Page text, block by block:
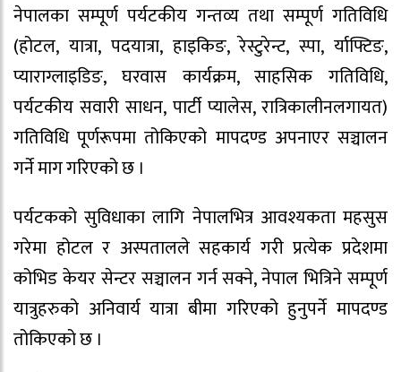
नेपालका सम्पूर्ण पर्यटकीय गन्तव्य तथा सम्पूर्ण गतिविधि
(होटल, यात्रा, पदयात्रा, हाइकिङ, रेस्टुरेन्ट, स्पा, र्याफ्टिङ,
प्याराग्लाइडिङ, घरवास कार्यक्रम, साहसिक गतिविधि,
पर्यटकीय सवारी साधन, पार्टी प्यालेस, रात्रिकालीनलगायत)
गतिविधि पूर्णरूपमा तोकिएको मापदण्ड अपनाएर सञ्चालन
गर्ने माग गरिएको छ ।
पर्यटकको सुविधाका लागि नेपालभित्र आवश्यकता महसुस
गरेमा होटल र अस्पतालले सहकार्य गरी प्रत्येक प्रदेशमा
कोभिड केयर सेन्टर सञ्चालन गर्न सक्ने, नेपाल भित्रिने सम्पूर्ण
यात्रुहरुको अनिवार्य यात्रा बीमा गरिएको हुनुपर्ने मापदण्ड
तोकिएको छ ।